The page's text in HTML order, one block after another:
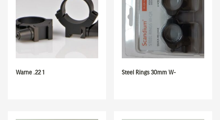
Warne .22 1 Steel Rings 30mm W-